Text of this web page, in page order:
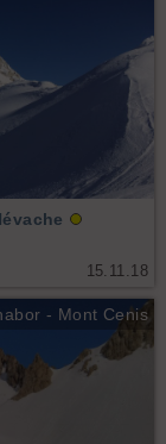
15.11.18
- Mont Cenis